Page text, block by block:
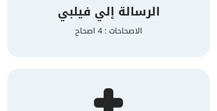
الرسالة إلي فيلبي
الاصحاحات : 4 اصحاح